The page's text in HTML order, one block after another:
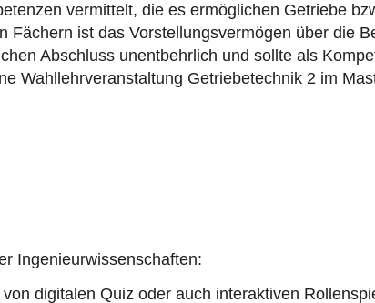
vermittelt, die es ermöglichen Getriebe
Fächern ist das Vorstellungsvermögen über die
Abschluss unentbehrlich und sollte als
Wahllehrveranstaltung Getriebetechnik 2 im
Ingenieurwissenschaften:
digitalen Quiz oder auch interaktiven